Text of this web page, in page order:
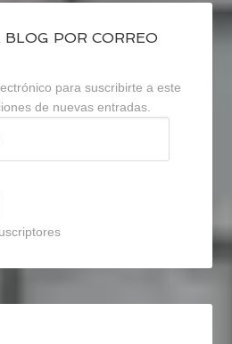
POR CORREO
para suscribirte a este
de nuevas entradas.